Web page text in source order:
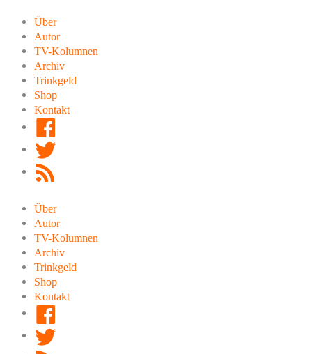
Inhalt
springen
Über
Autor
TV-Kolumnen
Archiv
Trinkgeld
Shop
Kontakt
Über
Autor
TV-Kolumnen
Archiv
Trinkgeld
Shop
Kontakt